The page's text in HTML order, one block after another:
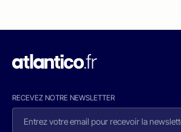
RECEVEZ NOTRE NEWSLETTER